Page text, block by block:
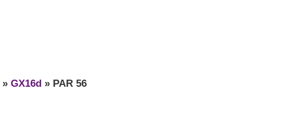
» GX16d » PAR 56